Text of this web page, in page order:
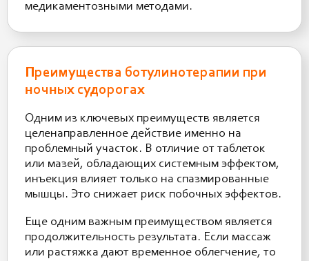
медикаментозными методами.
Преимущества ботулинотерапии при
ночных судорогах
Одним из ключевых преимуществ является
целенаправленное действие именно на
проблемный участок. В отличие от таблеток
или мазей, обладающих системным эффектом,
инъекция влияет только на спазмированные
мышцы. Это снижает риск побочных эффектов.
Еще одним важным преимуществом является
продолжительность результата. Если массаж
или растяжка дают временное облегчение, то